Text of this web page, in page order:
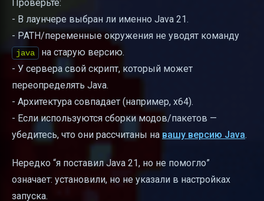
Проверьте:
- В лаунчере выбран ли именно Java 21.
- PATH/переменные окружения не уводят команду
java
на старую версию.
- У сервера свой скрипт, который может
переопределять Java.
- Архитектура совпадает (например, x64).
- Если используются сборки модов/пакетов —
убедитесь, что они рассчитаны на вашу версию Java.
Нередко “я поставил Java 21, но не помогло”
означает: установили, но не указали в настройках
запуска.